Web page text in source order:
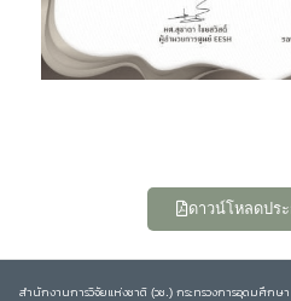
ดาวน์โหลดปร
สำนักงานการวิจัยแห่งชาติ (วช.) กระทรวงการอุดมศึก